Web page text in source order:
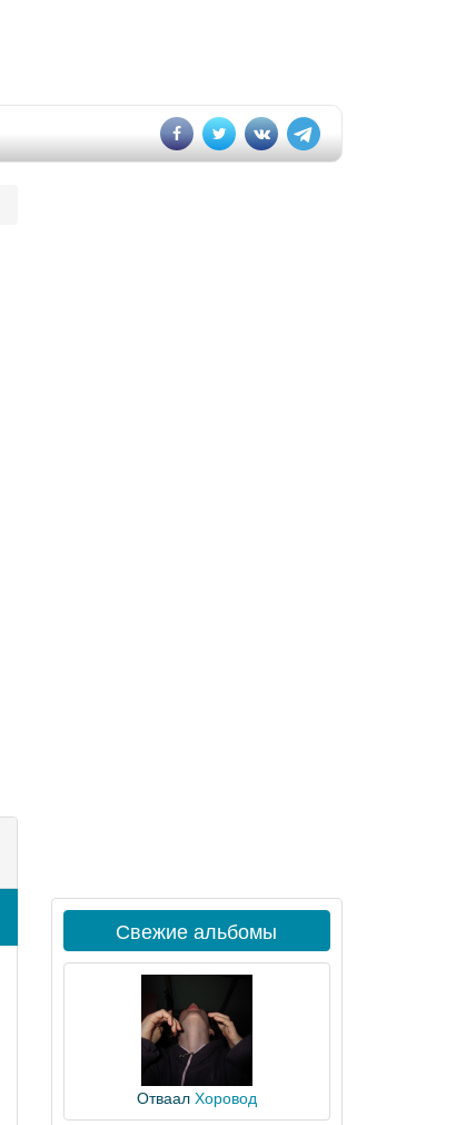
Свежие альбомы
Отваал Хоровод